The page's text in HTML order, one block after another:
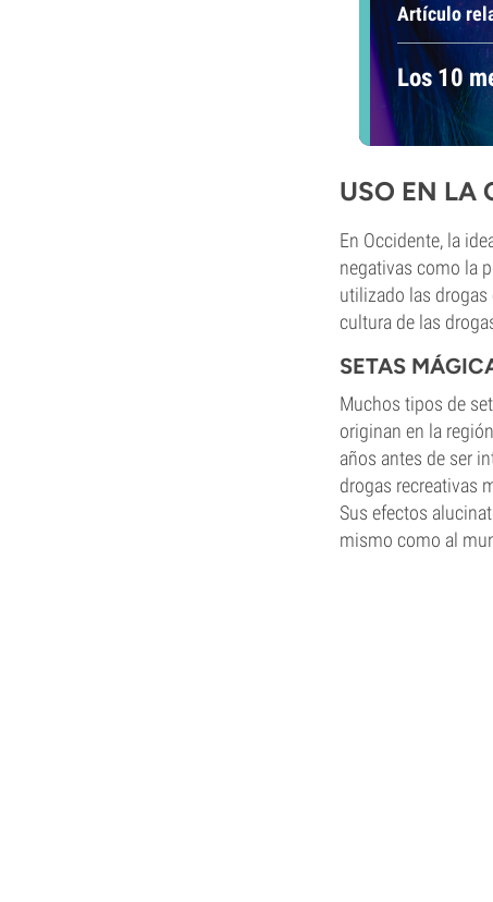
Artículo
Los 10
USO EN LA
En Occidente, la
negativas como la
utilizado las
cultura de las
SETAS
Muchos tipos de
originan en la
años antes de ser
drogas recreativas
Sus efectos
mismo como al